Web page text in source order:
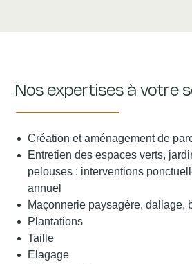
Nos expertises à votre
Création et aménagement de
Entretien des espaces verts,
pelouses : interventions
annuel
Maçonnerie paysagère, dallage,
Plantations
Taille
Elagage